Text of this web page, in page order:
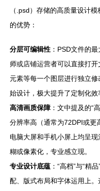
（.psd）存储的高质量设计
的优势：
分层可编辑性 ：PSD文件的
师或店铺运营者可以直接打
元素等每一个图层进行独立
始设计，极大提升了定制化效
高清画质保障 ：文中提及的“
分辨率高（通常为72DPI或更
电脑大屏和手机小屏上均呈
糊或像素化，专业感立现。
专业设计底蕴 ：“高档”与“精
配、版式布局和字体运用上